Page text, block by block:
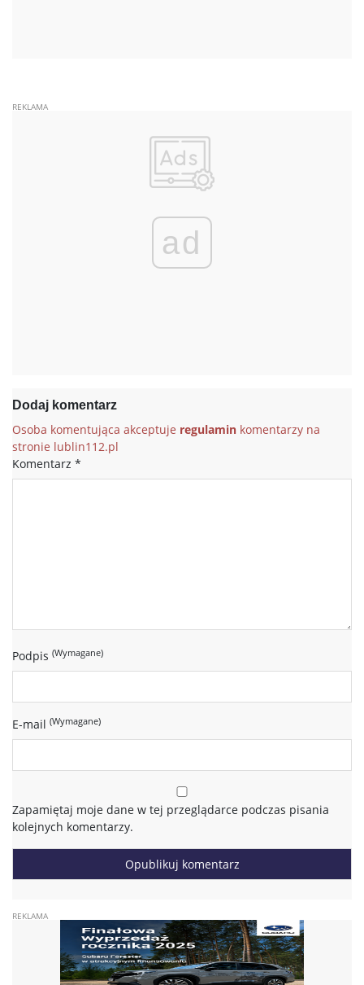
ad
Dodaj komentarz
Osoba komentująca akceptuje regulamin komentarzy na
stronie lublin112.pl
Komentarz *
Podpis (Wymagane)
E-mail (Wymagane)
Zapamiętaj moje dane w tej przeglądarce podczas pisania
kolejnych komentarzy.